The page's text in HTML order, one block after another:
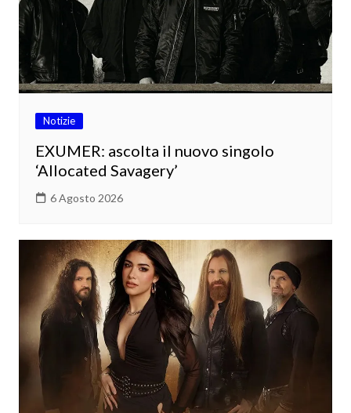
Notizie
EXUMER: ascolta il nuovo singolo
‘Allocated Savagery’
6 Agosto 2026